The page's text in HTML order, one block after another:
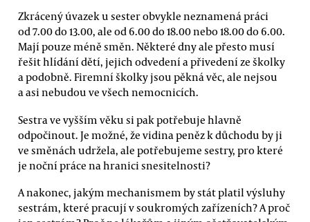
Zkrácený úvazek u sester obvykle neznamená práci
od 7.00 do 13.00, ale od 6.00 do 18.00 nebo 18.00 do 6.00.
Mají pouze méně směn. Některé dny ale přesto musí
řešit hlídání dětí, jejich odvedení a přivedení ze školky
a podobně. Firemní školky jsou pěkná věc, ale nejsou
a asi nebudou ve všech nemocnicích.
Sestra ve vyšším věku si pak potřebuje hlavně
odpočinout. Je možné, že vidina peněz k důchodu by ji
ve směnách udržela, ale potřebujeme sestry, pro které
je noční práce na hranici snesitelnosti?
A nakonec, jakým mechanismem by stát platil výsluhy
sestrám, které pracují v soukromých zařízeních? A proč